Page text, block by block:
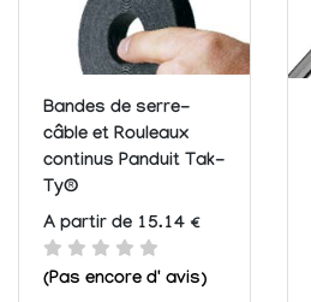
Bandes de serre-
câble et Rouleaux
continus Panduit Tak-
Ty®
A partir de 15.14 €
(Pas encore d' avis)